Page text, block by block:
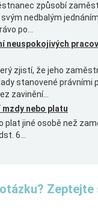
způsobí
nedbalým
po...
neuspokojivých
zjistí, že jeho
stanovené právními
zavinění...
nebo platu
plat jiné osobě než
6...
Zeptejte